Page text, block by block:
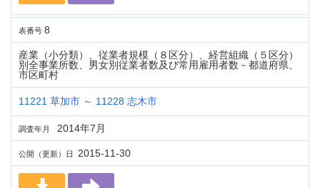
表番号 8
産業（小分類）、従業者規模（８区分）、経営組織（５区分）
別全事業所数、男女別従業者数及び常用雇用者数－都道府県、
市区町村
11221 草加市 ～ 11228 志木市
調査年月 2014年7月
公開（更新）日 2015-11-30